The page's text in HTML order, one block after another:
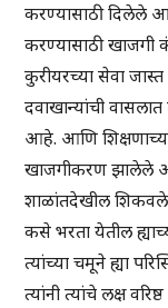
करण्यासाठी दिलेले आहे.
करण्यासाठी खाजगी
कुरीयरच्या सेवा
दवाखान्यांची
आहे. आणि
खाजगीकरण झालेले
शाळांतदेखील
कसे भरता येतील
त्यांच्या चमूने ह्या
त्यांनी त्यांचे लक्ष